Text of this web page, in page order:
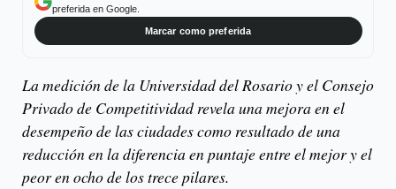
preferida en Google.
Marcar como preferida
La medición de la Universidad del Rosario y el Consejo
Privado de Competitividad revela una mejora en el
desempeño de las ciudades como resultado de una
reducción en la diferencia en puntaje entre el mejor y el
peor en ocho de los trece pilares.